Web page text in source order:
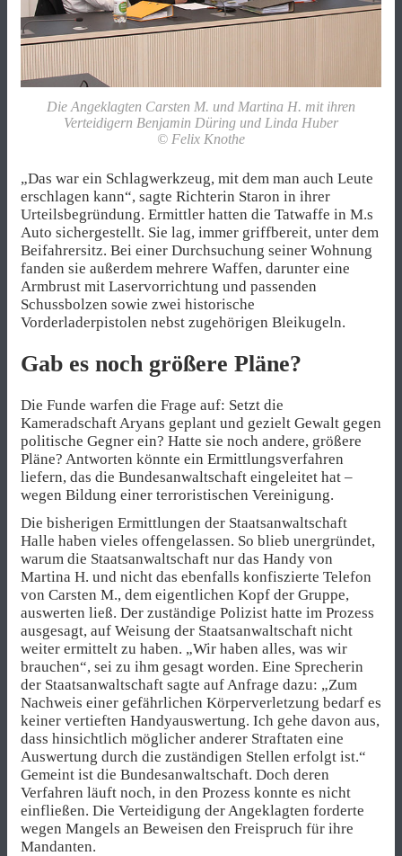
Die Angeklagten Carsten M. und Martina H. mit ihren
Verteidigern Benjamin Düring und Linda Huber
© Felix Knothe
„Das war ein Schlagwerkzeug, mit dem man auch Leute
erschlagen kann“, sagte Richterin Staron in ihrer
Urteilsbegründung. Ermittler hatten die Tatwaffe in M.s
Auto sichergestellt. Sie lag, immer griffbereit, unter dem
Beifahrersitz. Bei einer Durchsuchung seiner Wohnung
fanden sie außerdem mehrere Waffen, darunter eine
Armbrust mit Laservorrichtung und passenden
Schussbolzen sowie zwei historische
Vorderladerpistolen nebst zugehörigen Bleikugeln.
Gab es noch größere Pläne?
Die Funde warfen die Frage auf: Setzt die
Kameradschaft Aryans geplant und gezielt Gewalt gegen
politische Gegner ein? Hatte sie noch andere, größere
Pläne? Antworten könnte ein Ermittlungsverfahren
liefern, das die Bundesanwaltschaft eingeleitet hat –
wegen Bildung einer terroristischen Vereinigung.
Die bisherigen Ermittlungen der Staatsanwaltschaft
Halle haben vieles offengelassen. So blieb unergründet,
warum die Staatsanwaltschaft nur das Handy von
Martina H. und nicht das ebenfalls konfiszierte Telefon
von Carsten M., dem eigentlichen Kopf der Gruppe,
auswerten ließ. Der zuständige Polizist hatte im Prozess
ausgesagt, auf Weisung der Staatsanwaltschaft nicht
weiter ermittelt zu haben. „Wir haben alles, was wir
brauchen“, sei zu ihm gesagt worden. Eine Sprecherin
der Staatsanwaltschaft sagte auf Anfrage dazu: „Zum
Nachweis einer gefährlichen Körperverletzung bedarf es
keiner vertieften Handyauswertung. Ich gehe davon aus,
dass hinsichtlich möglicher anderer Straftaten eine
Auswertung durch die zuständigen Stellen erfolgt ist.“
Gemeint ist die Bundesanwaltschaft. Doch deren
Verfahren läuft noch, in den Prozess konnte es nicht
einfließen. Die Verteidigung der Angeklagten forderte
wegen Mangels an Beweisen den Freispruch für ihre
Mandanten.